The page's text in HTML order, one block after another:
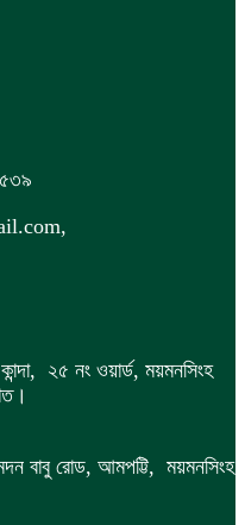
কান্দা, ২৫ নং ওয়ার্ড, ময়মনসিংহ
বাবু রোড, আমপট্টি, ময়মনসিংহ